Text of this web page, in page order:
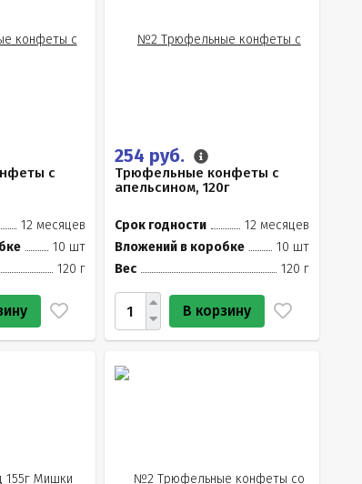
с
12 месяцев
10 шт
120 г
254 руб.
Трюфельные конфеты с
апельсином, 120г
Срок годности
12 месяцев
Вложений в коробке
10 шт
Вес
120 г
В корзину